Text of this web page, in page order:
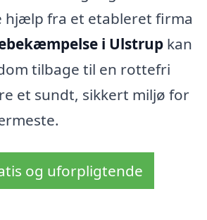
hjælp fra et etableret firma
i Ulstrup kan
tilbage til en rottefri
et sundt, sikkert miljø for
og uforpligtende